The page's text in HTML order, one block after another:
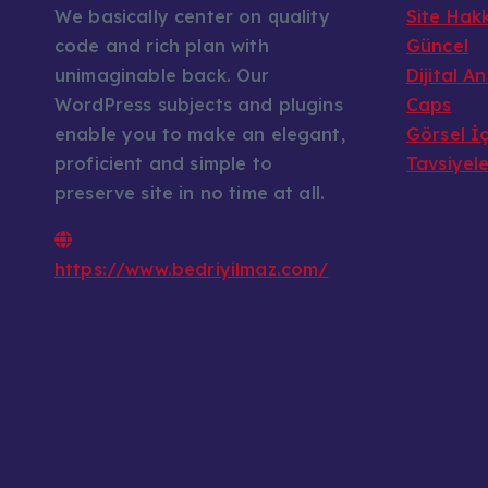
We basically center on quality
code and rich plan with
unimaginable back. Our
WordPress subjects and plugins
enable you to make an elegant,
proficient and simple to
preserve site in no time at all.
https://www.bedriyilmaz.com/
Site
Güncel
Dijital
Caps
Görsel